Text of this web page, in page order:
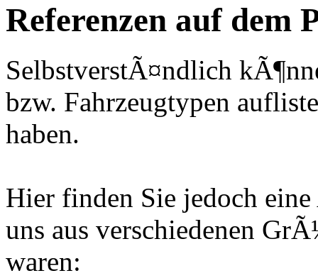
Referenzen auf dem
SelbstverstÃ¤ndlich
bzw. Fahrzeugtypen
haben.
Hier finden Sie jedoch
uns aus verschiedenen
waren: